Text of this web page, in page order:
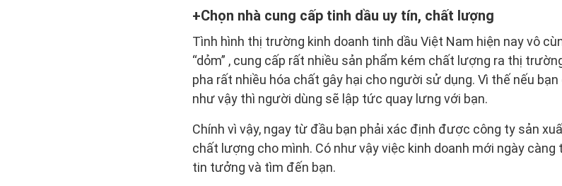
Chọn nhà cung cấp tinh dầu uy tín, chất lượng
Tình hình thị trường kinh doanh tinh dầu Việt Nam hiện nay vô
“dỏm” , cung cấp rất nhiều sản phẩm kém chất lượng ra thị
pha rất nhiều hóa chất gây hại cho người sử dụng. Vì thế nếu
như vậy thì người dùng sẽ lập tức quay lưng với bạn.
Chính vì vậy, ngay từ đầu bạn phải xác định được công ty sản
chất lượng cho mình. Có như vậy việc kinh doanh mới ngày
tin tưởng và tìm đến bạn.